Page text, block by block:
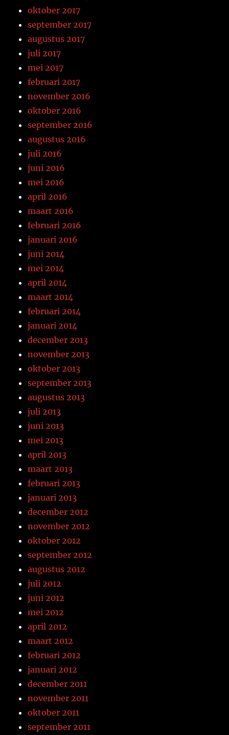
oktober 2017
september 2017
augustus 2017
juli 2017
mei 2017
februari 2017
november 2016
oktober 2016
september 2016
augustus 2016
juli 2016
juni 2016
mei 2016
april 2016
maart 2016
februari 2016
januari 2016
juni 2014
mei 2014
april 2014
maart 2014
februari 2014
januari 2014
december 2013
november 2013
oktober 2013
september 2013
augustus 2013
juli 2013
juni 2013
mei 2013
april 2013
maart 2013
februari 2013
januari 2013
december 2012
november 2012
oktober 2012
september 2012
augustus 2012
juli 2012
juni 2012
mei 2012
april 2012
maart 2012
februari 2012
januari 2012
december 2011
november 2011
oktober 2011
september 2011